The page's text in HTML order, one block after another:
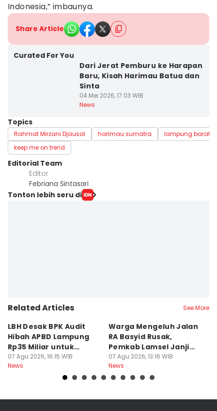
Indonesia,” imbaunya.
Share Article
Curated For You
Dari Jerat Pemburu ke Harapan
Baru, Kisah Harimau Batua dan
Sinta
04 Mei 2026, 17:03 WIB
News
Topics
Rahmat Mirzani Djausal harimau sumatra
lampung barat
keep me on trend
Editorial Team
Editor
Febriana Sintasari
Tonton lebih seru di
Related Articles See More
LBH Desak BPK Audit
Hibah APBD Lampung
Rp35 Miliar untuk
Kejaksaan
07 Agu 2026, 16:15 WIB
News
Warga Mengeluh Jalan
RA Basyid Rusak,
Pemkab Lamsel Janji
Segera Perbaiki
07 Agu 2026, 13:16 WIB
News